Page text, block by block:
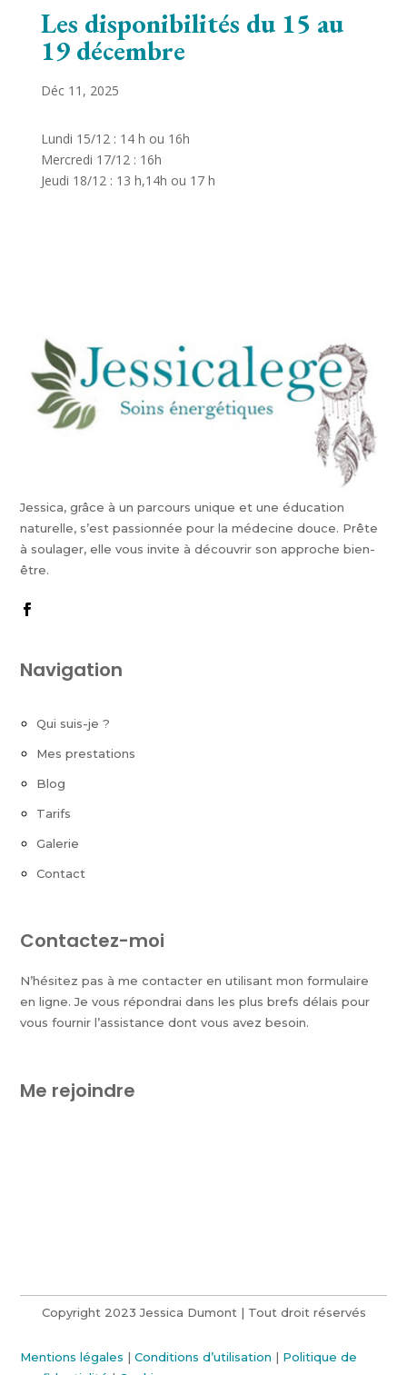
Les disponibilités du 15 au
19 décembre
Déc 11, 2025
Lundi 15/12 : 14 h ou 16h
Mercredi 17/12 : 16h
Jeudi 18/12 : 13 h,14h ou 17 h
Jessica, grâce à un parcours unique et une éducation
naturelle, s’est passionnée pour la médecine douce. Prête
à soulager, elle vous invite à découvrir son approche bien-
être.
Navigation
Qui suis-je ?
Mes prestations
Blog
Tarifs
Galerie
Contact
Contactez-moi
N’hésitez pas à me contacter en utilisant mon formulaire
en ligne. Je vous répondrai dans les plus brefs délais pour
vous fournir l’assistance dont vous avez besoin.
Me rejoindre
Copyright 2023 Jessica Dumont | Tout droit réservés
Mentions légales |Conditions d’utilisation | Politique de